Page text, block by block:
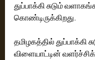
துப்பாக்கி சுடும்
கொண்டிருக்கிறது.
தமிழகத்தில் துப்பாக்கி
விளையாட்டின்